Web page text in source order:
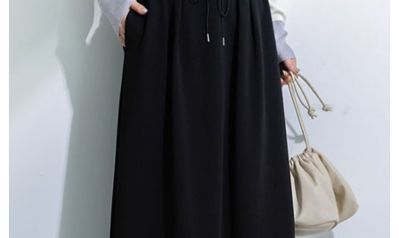
2.透過簡訊連結打開帳單後，可選擇「超商條碼／台灣大直營門市／銀行轉
帳／街口支付／iPASS MONEY」等通路繳費。
1.本服務係由「台灣大哥大股份有限公司」（以下簡稱本公司）所提供，讓
用戶於交易時，得透過本服務購買商品或服務，並由商店將買賣／分期付款
買賣價金債權讓與本公司後，依約使用本公司帳單繳交帳款。
2.基於同意付款使用「大哥付你分期」之契約關係目的，商店將以您的個人
資料（包含姓名、電話或地址）提供予台灣大哥大進項蒐集、處理及利用，
由本公司與您本人進行分期帳單所需資料之確認、核對及更正。
3.完整用戶服務條款，請詳閱以下連結：
https://oppay.tw/userRule
１．於結帳方式選擇「AFTEE先享後付」後，將跳轉至「AFTEE先享後付」
結帳頁面，進行簡訊認證並確認金額後，即可完成結帳。
２．訂單成立數日內，您將收到繳費通知簡訊。
３．收到繳費通知簡訊後14天內，點擊此簡訊中的連結，可透過四大超商／
ATM／網路銀行／等多元方式進行付款，方視為交易完成。
※ 請注意：結帳手續完成當下不需立刻繳費，但若您需要取消訂單，請聯絡
購買商品的店家。未經商家同意取消之訂單仍視為有效，需透過AFTEE先享
後付繳納相關費用。
※ 交易是否成功請以「AFTEE先享後付 」之結帳頁面顯示為準，若有關於
是否繳費成功／繳費後需取消欲退款等相關疑問，請聯繫「AFTEE先享後付
https://netprotections.freshdesk.com/support/home
１．透過由恩沛科技股份有限公司提供之「AFTEE先享後付」服務完成之交
易，需依本服務之必要範圍內提供個人資料，並將交易相關給付款項請求債
每筆NT$60，滿NT$388(含以上)免運費
萊爾富取貨付款
每筆NT$60，滿NT$888(含以上)免運費
萊爾富純取貨
每筆NT$60，滿NT$888(含以上)免運費
每筆NT$60，滿NT$888(含以上)免運費